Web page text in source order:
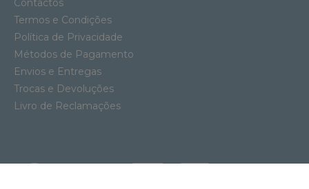
Contactos
Termos e Condições
Política de Privacidade
Métodos de Pagamento
Envios e Entregas
Trocas e Devoluções
Livro de Reclamações